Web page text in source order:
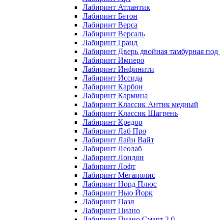
Лабиринт Атлантик
Лабиринт Бетон
Лабиринт Верса
Лабиринт Версаль
Лабиринт Гранд
Лабиринт Дверь двойная тамбурная под
Лабиринт Имперо
Лабиринт Инфинити
Лабиринт Иссида
Лабиринт Карбон
Лабиринт Кармина
Лабиринт Классик Антик медный
Лабиринт Классик Шагрень
Лабиринт Кредор
Лабиринт Лаб Про
Лабиринт Лайн Вайт
Лабиринт Леолаб
Лабиринт Лондон
Лабиринт Лофт
Лабиринт Мегаполис
Лабиринт Норд Плюс
Лабиринт Нью Йорк
Лабиринт Пазл
Лабиринт Пиано